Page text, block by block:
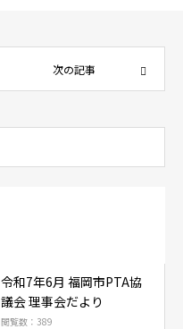
次の記事
令和7年6月 福岡市PTA協
議会 理事会だより
閲覧数：389